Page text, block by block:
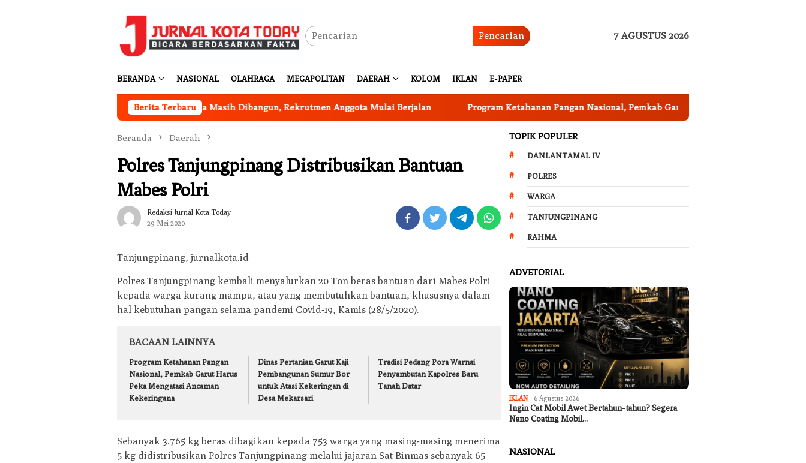
Pencarian 7 AGUSTUS 2026
BERANDA NASIONAL OLAHRAGA MEGAPOLITAN DAERAH KOLOM IKLAN E-PAPER
Berita Terbaru
Koperasi Merah Putih Desa Sukakarya Masih Dibangun, Rekrutmen Anggota Mulai Berjalan Program Ketahanan Pangan Nasional, Pemkab Garut Harus Peka Mengatasi Ancaman
Beranda Daerah
Polres Tanjungpinang Distribusikan Bantuan
Mabes Polri
Redaksi Jurnal Kota Today
29 Mei 2020
Tanjungpinang, jurnalkota.id
Polres Tanjungpinang kembali menyalurkan 20 Ton beras bantuan dari Mabes Polri
kepada warga kurang mampu, atau yang membutuhkan bantuan, khususnya dalam
hal kebutuhan pangan selama pandemi Covid-19, Kamis (28/5/2020).
BACAAN LAINNYA
Program Ketahanan Pangan
Nasional, Pemkab Garut Harus
Peka Mengatasi Ancaman
Kekeringana
Dinas Pertanian Garut Kaji
Pembangunan Sumur Bor
untuk Atasi Kekeringan di
Desa Mekarsari
Tradisi Pedang Pora Warnai
Penyambutan Kapolres Baru
Tanah Datar
Sebanyak 3.765 kg beras dibagikan kepada 753 warga yang masing-masing menerima
5 kg didistribusikan Polres Tanjungpinang melalui jajaran Sat Binmas sebanyak 65
TOPIK POPULER
DANLANTAMAL IV
POLRES
WARGA
TANJUNGPINANG
RAHMA
ADVETORIAL
IKLAN 6 Agustus 2026
Ingin Cat Mobil Awet Bertahun-tahun? Segera
Nano Coating Mobil…
NASIONAL